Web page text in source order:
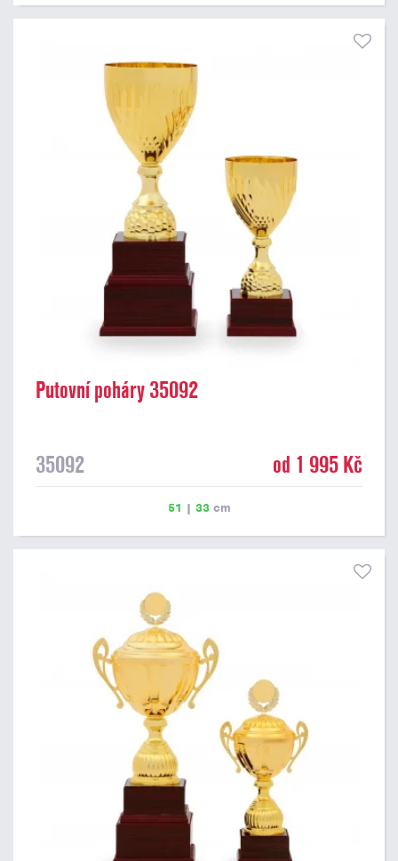
Putovní poháry 35092
35092 od 1 995 Kč
51 | 33cm